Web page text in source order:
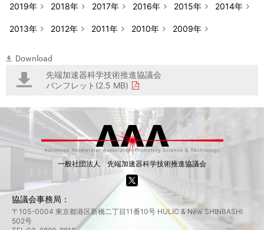
2019年 2018年 2017年 2016年 2015年 2014年
2013年 2012年 2011年 2010年 2009年
Download
先端加速器科学技術推進協議会
パンフレット(2.5 MB)
一般社団法人 先端加速器科学技術推進協議会
協議会事務局：
〒105-0004 東京都港区新橋二丁目11番10号 HULIC & New SHINBASHI
502号